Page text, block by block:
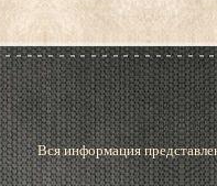
Вся информация